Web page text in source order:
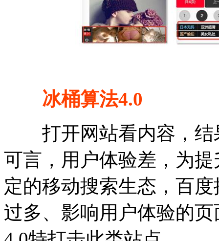
冰桶算法4.0
打开网站看内容，结
可言，用户体验差，为
定的移动搜索生态，百
过多、影响用户体验的